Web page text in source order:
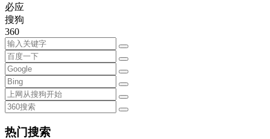
必应
搜狗
360
热门搜索